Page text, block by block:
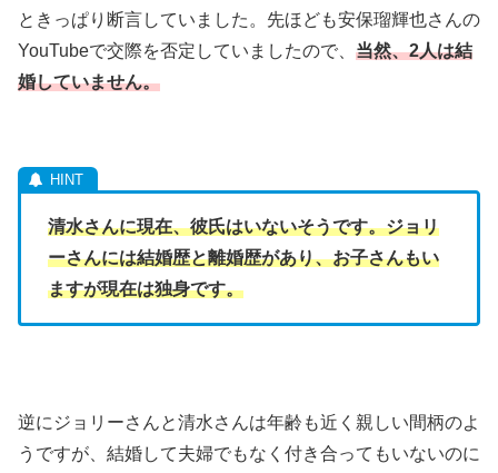
ときっぱり断言していました。先ほども安保瑠輝也さんの
YouTubeで交際を否定していましたので、 当然、2人は結
婚していません。
清水さんに現在、彼氏はいないそうです。ジョリ
ーさんには結婚歴と離婚歴があり、お子さんもい
ますが現在は独身です。
逆にジョリーさんと清水さんは年齢も近く親しい間柄のよ
うですが、結婚して夫婦でもなく付き合ってもいないのに